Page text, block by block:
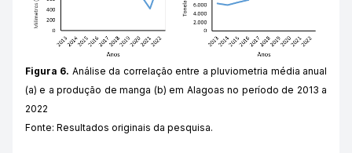
Figura 6. Análise da correlação entre a pluviometria média anual
(a) e a produção de manga (b) em Alagoas no período de 2013 a
2022
Fonte: Resultados originais da pesquisa.